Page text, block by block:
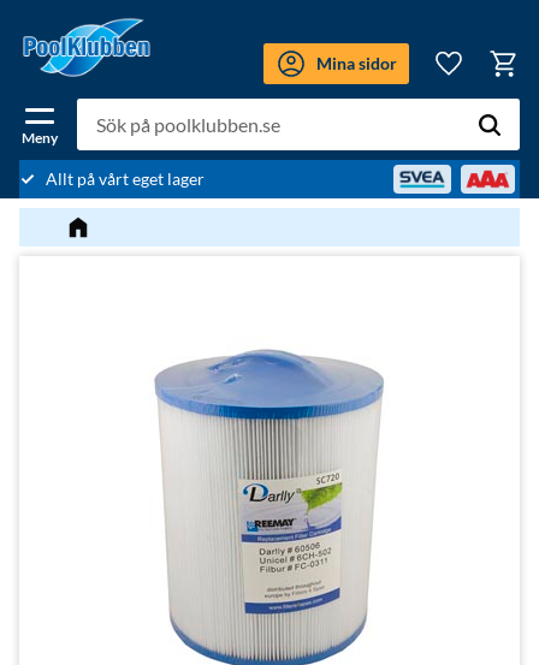
Meny
Mina sidor
Favoriter
Allt på vårt eget lager